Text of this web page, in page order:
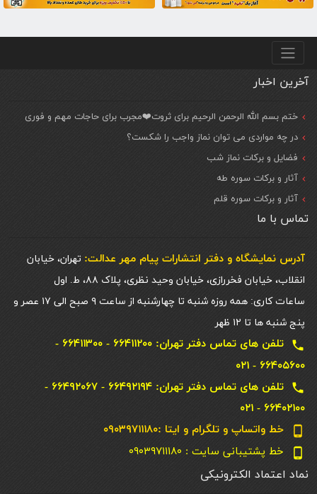
منو پایین
آخرین اخبار
ختم بسم الله الرحمن الرحیم برای ثروت❤️مجرب برای حاجات مهم و فوری
در چه مواردی می توان نماز واجب را شکست؟
فضایل و برکات نماز شب
آثار و برکات سوره طه
آثار و برکات سوره قلم
تماس با ما
آدرس نمایشگاه و دفتر انتشارات پيام مهر عدالت: تهران، خیابان
انقلاب، خیابان فخررازی، خیابان وحید نظری، پلاک ۸۸، ط. اول
ساعات کاری: همه روزه شنبه تا چهارشنبه از ساعت ۹ صبح الی ۱۷ عصر و
پنج شنبه ها تا ۱۲ ظهر
local_phone
تلفن های تماس دفتر تهران: ۶۶۴۱۱۲۰۰ - ۶۶۴۱۱۳۰۰ -
۶۶۴۰۵۶۰۰ - ۰۲۱
local_phone
تلفن های تماس دفتر تهران: ۶۶۴۹۲۱۹۴ - ۶۶۴۹۲۰۶۷ -
۶۶۴۰۲۱۰۰ - ۰۲۱
phone_android خط واتساپ و تلگرام و ایتا :۰۹۰۳۹۷۱۱۱۸۰
phone_android خط پشتیبانی سایت : ۰۹۰۳۹۷۱۱۱۸۰
نماد اعتماد الکترونیکی